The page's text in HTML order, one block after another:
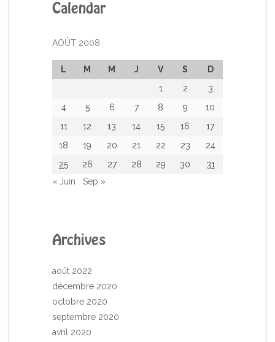
Calendar
AOÛT 2008
L M M J V S
D
1
2
3
4
5 6 7 8 9
10
11
12 13 14 15 16
17
18
19 20 21 22 23
24
25
26 27 28 29 30
31
« Juin
Sep »
Archives
août 2022
décembre 2020
octobre 2020
septembre 2020
avril 2020